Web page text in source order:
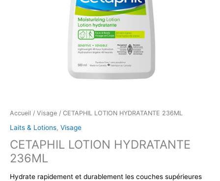
Accueil / Visage / CETAPHIL LOTION HYDRATANTE 236ML
Laits & Lotions, Visage
CETAPHIL LOTION HYDRATANTE
236ML
Hydrate rapidement et durablement les couches supérieures